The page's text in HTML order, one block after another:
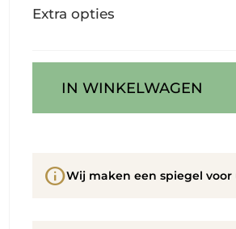
Extra opties
IN WINKELWAGEN
infoWij maken een spiegel voor